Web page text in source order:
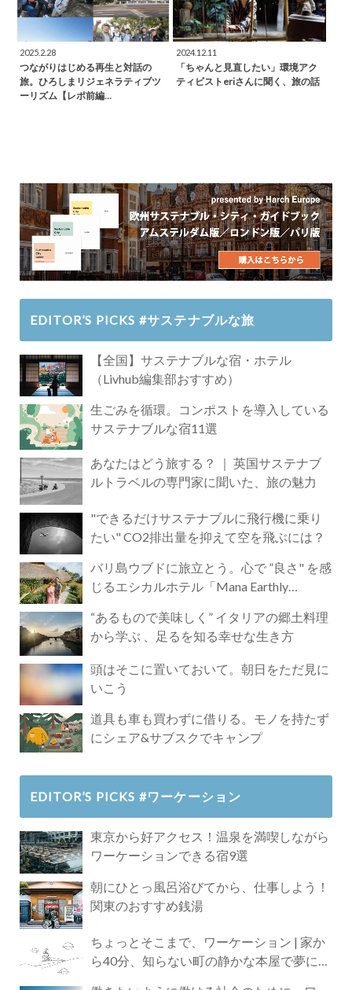
2025.2.28
つながりはじめる再生と対話の
旅。ひろしまリジェネラティブツ
ーリズム【レポ前編…
2024.12.11
「ちゃんと見直したい」環境アク
ティビストeriさんに聞く、旅の話
EDITOR’S PICKS #サステナブルな旅
【全国】サステナブルな宿・ホテル
（Livhub編集部おすすめ）
生ごみを循環。コンポストを導入している
サステナブルな宿11選
あなたはどう旅する？ ｜ 英国サステナブ
ルトラベルの専門家に聞いた、旅の魅力
"できるだけサステナブルに飛行機に乗り
たい" CO2排出量を抑えて空を飛ぶには？
バリ島ウブドに旅立とう。心で ”良さ" を感
じるエシカルホテル「Mana Earthly
“あるもので美味しく” イタリアの郷土料理
から学ぶ 、足るを知る幸せな生き方
頭はそこに置いておいて。朝日をただ見に
いこう
道具も車も買わずに借りる。モノを持たず
にシェア&サブスクでキャンプ
EDITOR’S PICKS #ワーケーション
東京から好アクセス！温泉を満喫しながら
ワーケーションできる宿9選
朝にひとっ風呂浴びてから、仕事しよう！
関東のおすすめ銭湯
ちょっとそこまで、ワーケーション | 家か
ら40分、知らない町の静かな本屋で夢に近